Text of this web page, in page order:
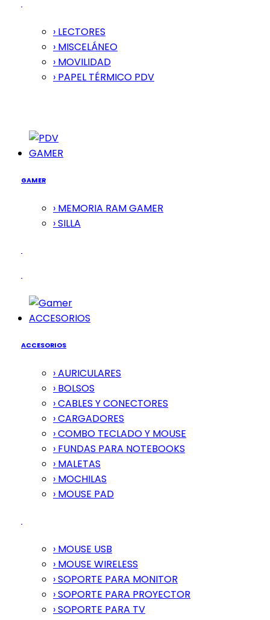
› LECTORES
› MISCELÁNEO
› MOVILIDAD
› PAPEL TÉRMICO PDV
GAMER
GAMER
› MEMORIA RAM GAMER
› SILLA
ACCESORIOS
ACCESORIOS
› AURICULARES
› BOLSOS
› CABLES Y CONECTORES
› CARGADORES
› COMBO TECLADO Y MOUSE
› FUNDAS PARA NOTEBOOKS
› MALETAS
› MOCHILAS
› MOUSE PAD
› MOUSE USB
› MOUSE WIRELESS
› SOPORTE PARA MONITOR
› SOPORTE PARA PROYECTOR
› SOPORTE PARA TV